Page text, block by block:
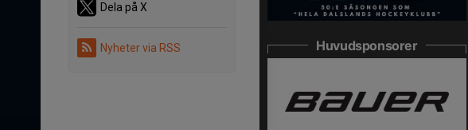
Dela på X
Nyheter via RSS Huvudsponsorer